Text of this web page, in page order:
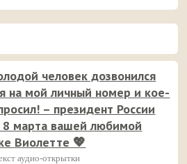
полиции) на телефон в день 8
поздравления, вашей
– и неожиданный звонок и
пожелания 😉 💐
человек дозвонился
на мой личный номер и кое-
– президент России
8 марта вашей любимой
Виолетте 💖
аудио-открытки